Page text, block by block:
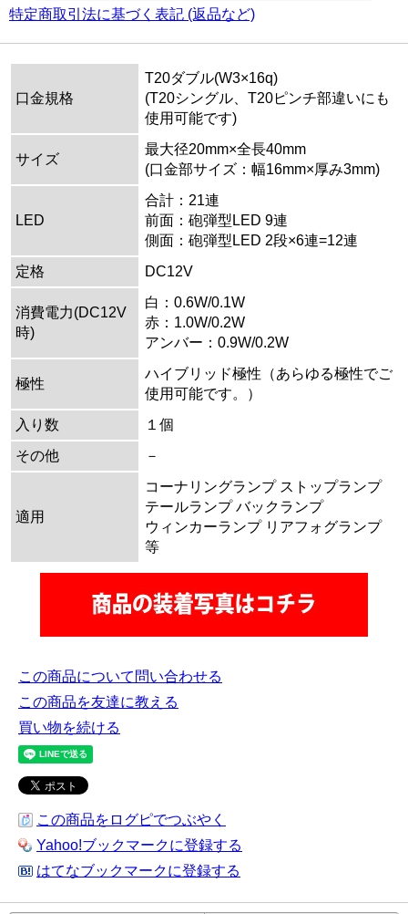
特定商取引法に基づく表記 (返品など)
口金規格
T20ダブル(W3×16q)
(T20シングル、T20ピンチ部違いにも
使用可能です)
サイズ
最大径20mm×全長40mm
(口金部サイズ：幅16mm×厚み3mm)
LED
合計：21連
前面：砲弾型LED 9連
側面：砲弾型LED 2段×6連=12連
定格
DC12V
消費電力(DC12V
時)
白：0.6W/0.1W
赤：1.0W/0.2W
アンバー：0.9W/0.2W
極性
ハイブリッド極性（あらゆる極性でご
使用可能です。）
入り数
１個
その他
－
適用
コーナリングランプ ストップランプ
テールランプ バックランプ
ウィンカーランプ リアフォグランプ
等
この商品について問い合わせる
この商品を友達に教える
買い物を続ける
この商品をログピでつぶやく
Yahoo!ブックマークに登録する
はてなブックマークに登録する